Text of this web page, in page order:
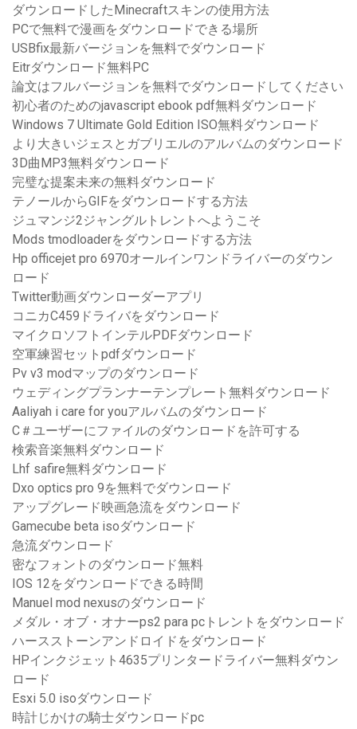
ダウンロードしたMinecraftスキンの使用方法
PCで無料で漫画をダウンロードできる場所
USBfix最新バージョンを無料でダウンロード
Eitrダウンロード無料PC
論文はフルバージョンを無料でダウンロードしてください
初心者のためのjavascript ebook pdf無料ダウンロード
Windows 7 Ultimate Gold Edition ISO無料ダウンロード
より大きいジェスとガブリエルのアルバムのダウンロード
3D曲MP3無料ダウンロード
完璧な提案未来の無料ダウンロード
テノールからGIFをダウンロードする方法
ジュマンジ2ジャングルトレントへようこそ
Mods tmodloaderをダウンロードする方法
Hp officejet pro 6970オールインワンドライバーのダウン
ロード
Twitter動画ダウンローダーアプリ
コニカC459ドライバをダウンロード
マイクロソフトインテルPDFダウンロード
空軍練習セットpdfダウンロード
Pv v3 modマップのダウンロード
ウェディングプランナーテンプレート無料ダウンロード
Aaliyah i care for youアルバムのダウンロード
C＃ユーザーにファイルのダウンロードを許可する
検索音楽無料ダウンロード
Lhf safire無料ダウンロード
Dxo optics pro 9を無料でダウンロード
アップグレード映画急流をダウンロード
Gamecube beta isoダウンロード
急流ダウンロード
密なフォントのダウンロード無料
IOS 12をダウンロードできる時間
Manuel mod nexusのダウンロード
メダル・オブ・オナーps2 para pcトレントをダウンロード
ハースストーンアンドロイドをダウンロード
HPインクジェット4635プリンタードライバー無料ダウン
ロード
Esxi 5.0 isoダウンロード
時計じかけの騎士ダウンロードpc